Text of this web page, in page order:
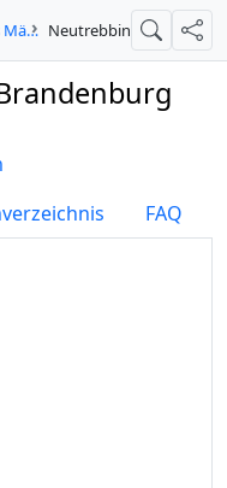
Landkreis Märkisch-Oderland Neutrebbin Suche
FAQ